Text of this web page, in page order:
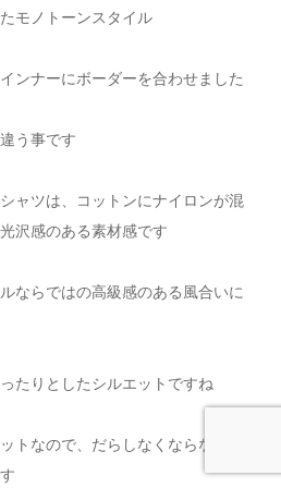
モノトーンスタイル
ンナーにボーダーを合わせました
う事です
ャツは、コットンにナイロンが混
沢感のある素材感です
ならではの高級感のある風合いに
たりとしたシルエットですね
トなので、だらしなくならない絶